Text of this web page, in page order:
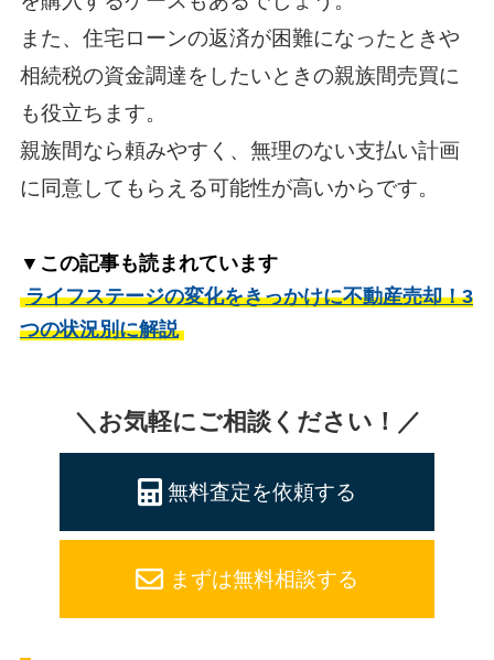
また、住宅ローンの返済が困難になったときや
相続税の資金調達をしたいときの親族間売買に
も役立ちます。
親族間なら頼みやすく、無理のない支払い計画
に同意してもらえる可能性が高いからです。
▼この記事も読まれています
ライフステージの変化をきっかけに不動産売却！3
つの状況別に解説
＼お気軽にご相談ください！／
無料査定を依頼する
まずは無料相談する